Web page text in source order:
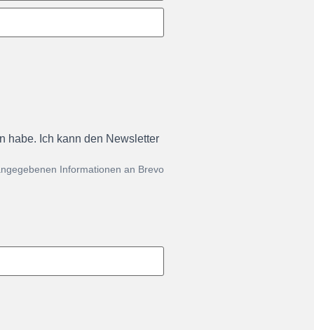
habe. Ich kann den Newsletter
Informationen an Brevo